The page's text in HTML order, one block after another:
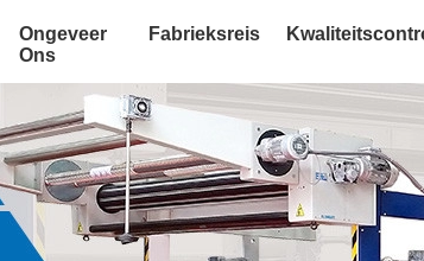
Ongeveer
Ons
Fabrieksreis